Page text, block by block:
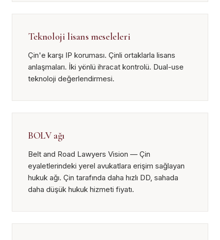
Teknoloji lisans meseleleri
Çin'e karşı IP koruması. Çinli ortaklarla lisans
anlaşmaları. İki yönlü ihracat kontrolü. Dual-use
teknoloji değerlendirmesi.
BOLV ağı
Belt and Road Lawyers Vision — Çin
eyaletlerindeki yerel avukatlara erişim sağlayan
hukuk ağı. Çin tarafında daha hızlı DD, sahada
daha düşük hukuk hizmeti fiyatı.